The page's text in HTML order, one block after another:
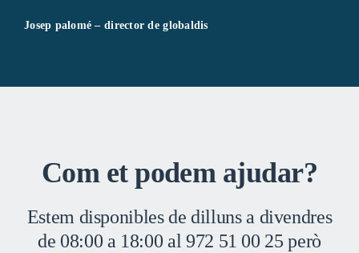
Josep palomé – director de globaldis
Com et podem ajudar?
Estem disponibles de dilluns a divendres
de 08:00 a 18:00 al 972 51 00 25 però